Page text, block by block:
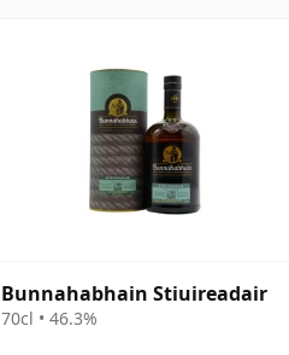
Bunnahabhain Stiuireadair
70cl • 46.3%